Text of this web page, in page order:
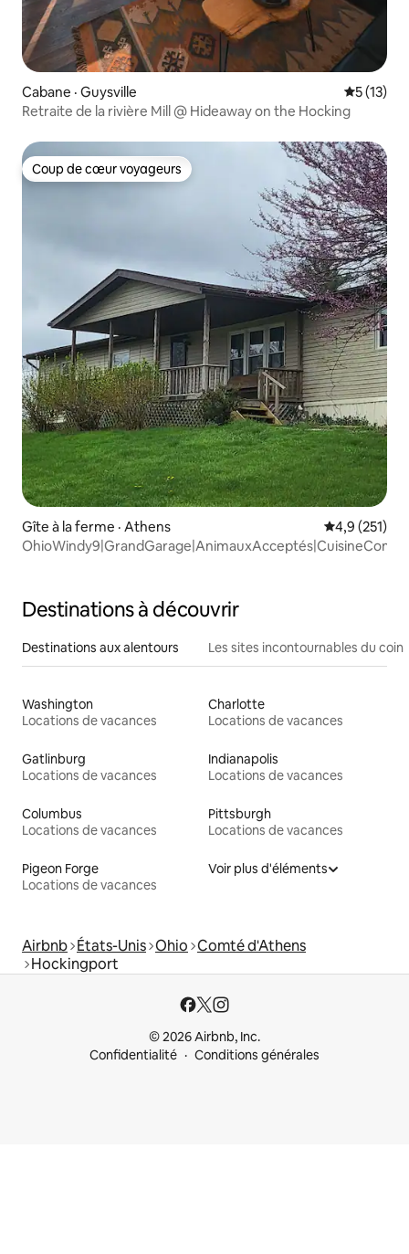
Cabane · Guysville Note
5 (13)
Retraite de la rivière Mill @ Hideaway on the Hocking
Coup de cœur voyageurs
Coup de cœur voyageurs
Gîte à la ferme · Athens Note
4,9 (251)
Destinations à découvrir
Destinations aux alentours Les sites incontournables du coin
Washington
Locations de vacances
Charlotte
Locations de vacances
Gatlinburg
Locations de vacances
Indianapolis
Locations de vacances
Columbus
Locations de vacances
Pittsburgh
Locations de vacances
Pigeon Forge
Locations de vacances
Voir plus d'éléments
Airbnb États-Unis Ohio Comté d'Athens
Hockingport
© 2026 Airbnb, Inc.
Confidentialité
Conditions générales